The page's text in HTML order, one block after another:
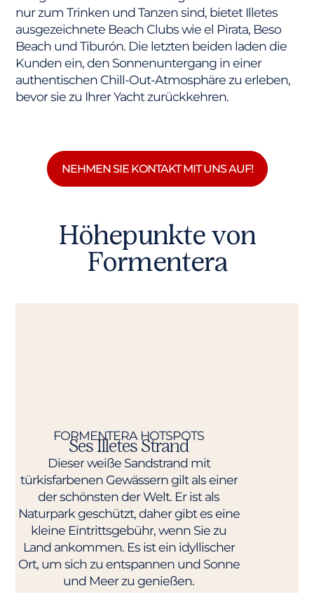
nur zum Trinken und Tanzen sind, bietet Illetes
ausgezeichnete Beach Clubs wie el Pirata, Beso
Beach und Tiburón. Die letzten beiden laden die
Kunden ein, den Sonnenuntergang in einer
authentischen Chill-Out-Atmosphäre zu erleben,
bevor sie zu Ihrer Yacht zurückkehren.
NEHMEN SIE KONTAKT MIT UNS AUF!
Höhepunkte von
Formentera
FORMENTERA HOTSPOTS
Ses Illetes Strand
Dieser weiße Sandstrand mit
türkisfarbenen Gewässern gilt als einer
der schönsten der Welt. Er ist als
Naturpark geschützt, daher gibt es eine
kleine Eintrittsgebühr, wenn Sie zu
Land ankommen. Es ist ein idyllischer
Ort, um sich zu entspannen und Sonne
und Meer zu genießen.